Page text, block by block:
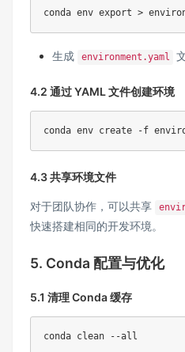
conda env export >
生成 environment.yaml
4.2 通过 YAML 文件创建环境
conda env create -f
4.3 共享环境文件
对于团队协作，可以共享
快速搭建相同的开发环境。
5. Conda 配置与优化
5.1 清理 Conda 缓存
conda clean --all